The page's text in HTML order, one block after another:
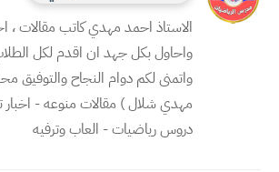
الاستاذ احمد مهدي كاتب مقالات ،
واحاول بكل جهد ان اقدم لكل
واتمنى لكم دوام النجاح والتوفيق
مهدي شلال ) مقالات منوعه - اخبار
دروس رياضيات - العاب وترفيه